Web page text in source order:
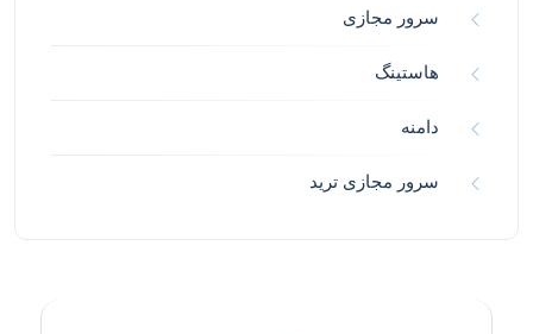
سرور مجازی
هاستینگ
دامنه
سرور مجازی ترید